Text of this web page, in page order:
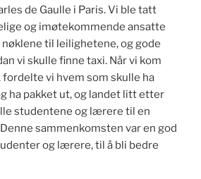
de Gaulle i Paris. Vi ble tatt
og imøtekommende ansatte
nøklene til leilighetene, og gode
vi skulle finne taxi. Når vi kom
vi hvem som skulle ha
ha pakket ut, og landet litt etter
studentene og lærere til en
sammenkomsten var en god
og lærere, til å bli bedre